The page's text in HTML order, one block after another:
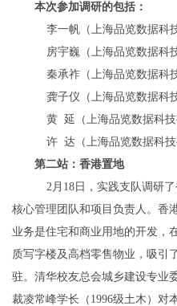
本次参加调研的包括：
李一帆（上海品览数据科
房宇巍（上海品览数据科
秦承祚（上海品览数据科
龚子仪（上海品览数据科
黄 延（上海品览数据科技
许 达（上海品览数据科技
第二站：香港置地
2月 18 日，实践支队调研
核心管理团队和项目负责人。香
业务是住宅和商业用地的开发，
质写字楼及高档零售物业，吸引
驻。清华校友总会城乡建设专业
裁凌常峰学长（ 1996级土木）对